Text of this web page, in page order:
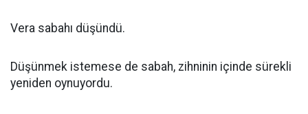
Vera sabahı düşündü.
Düşünmek istemese de sabah, zihninin içinde sürekli
yeniden oynuyordu.